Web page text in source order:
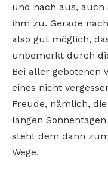
und nach aus, auch
ihm zu. Gerade
also gut möglich,
unbemerkt durch
Bei aller gebotenen
eines nicht
Freude, nämlich,
langen
steht dem dann
Wege.